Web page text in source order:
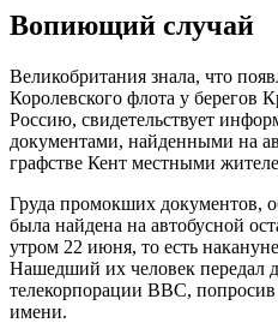
Вопиющий случай
Великобритания знала, что
Королевского флота у берегов
Россию, свидетельствует
документами, найденными на
графстве Кент местными
Груда промокших документов,
была найдена на автобусной
утром 22 июня, то есть
Нашедший их человек передал
телекорпорации ВВС, попросив
имени.